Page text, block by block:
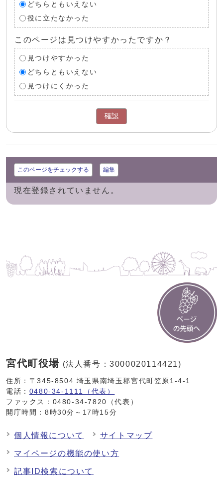
どちらともいえない
役に立たなかった
このページは見つけやすかったですか？
見つけやすかった
どちらともいえない
見つけにくかった
確認
このページをチェックする 編集
現在登録されていません。
宮代町役場 (法人番号：3000020114421)
住所：〒345-8504 埼玉県南埼玉郡宮代町笠原1-4-1
電話： 0480-34-1111（代表）
ファックス：0480-34-7820（代表）
開庁時間：8時30分～17時15分
個人情報について サイトマップ
マイページの機能の使い方
記事ID検索について